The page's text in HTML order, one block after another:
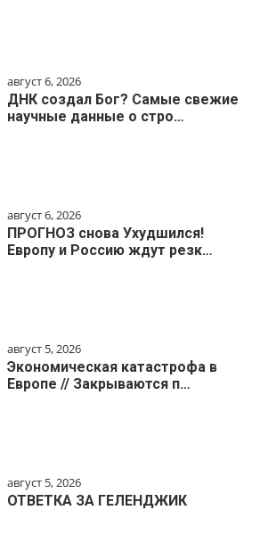
август 6, 2026
ДНК создал Бог? Самые свежие
научные данные о стро…
август 6, 2026
ПРОГНОЗ снова Ухудшился!
Европу и Россию ждут резк…
август 5, 2026
Экономическая катастрофа в
Европе // Закрываются п…
август 5, 2026
ОТВЕТКА ЗА ГЕЛЕНДЖИК